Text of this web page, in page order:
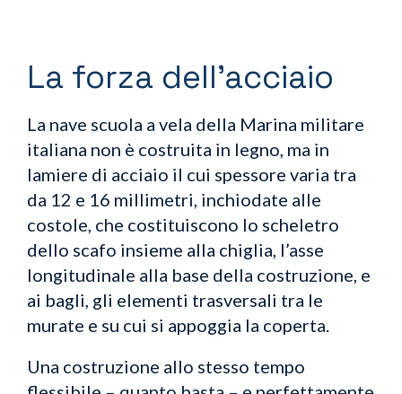
La forza dell’acciaio
La nave scuola a vela della Marina militare
italiana non è costruita in legno, ma in
lamiere di acciaio il cui spessore varia tra
da 12 e 16 millimetri, inchiodate alle
costole, che costituiscono lo scheletro
dello scafo insieme alla chiglia, l’asse
longitudinale alla base della costruzione, e
ai bagli, gli elementi trasversali tra le
murate e su cui si appoggia la coperta.
Una costruzione allo stesso tempo